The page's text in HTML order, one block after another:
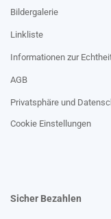
Bildergalerie
Linkliste
Informationen zur
AGB
Privatsphäre und
Cookie Einstellungen
Sicher Bezahlen